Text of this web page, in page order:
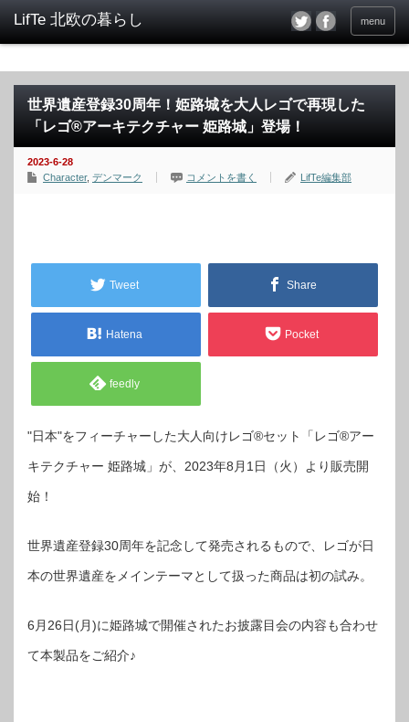
menu
世界遺産登録30周年！姫路城を大人レゴで再現した
「レゴ®アーキテクチャー 姫路城」登場！
2023-6-28
Character, デンマーク コメントを書く LifTe編集部
Tweet Share
Hatena Pocket
feedly
"日本"をフィーチャーした大人向けレゴ®セット「レゴ®アー
キテクチャー 姫路城」が、2023年8月1日（火）より販売開
始！
世界遺産登録30周年を記念して発売されるもので、レゴが日
本の世界遺産をメインテーマとして扱った商品は初の試み。
6月26日(月)に姫路城で開催されたお披露目会の内容も合わせ
て本製品をご紹介♪